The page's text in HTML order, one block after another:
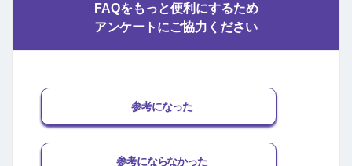
FAQをもっと便利にするため
アンケートにご協力ください
参考になった
参考にならなかった